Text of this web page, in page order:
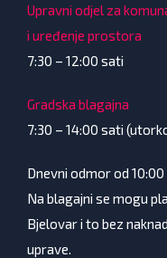
Upravni odjel za
i uređenje prostora
7:30 – 12:00 sati
Gradska blagajna
7:30 – 14:00 sati
Dnevni odmor od
Na blagajni se mogu
Bjelovar i to bez
uprave.